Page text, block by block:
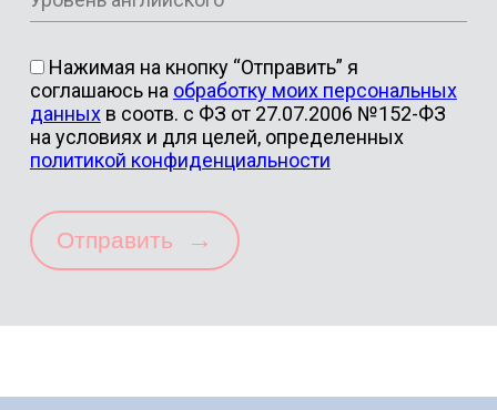
Нажимая на кнопку “Отправить” я
соглашаюсь на обработку моих персональных
данныхв соотв. с ФЗ от 27.07.2006 №152-ФЗ
на условиях и для целей, определенных
политикой конфиденциальности
Отправить →